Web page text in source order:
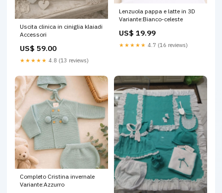
Uscita clinica in ciniglia klaiadi
Accessori
US$ 59.00
★★★★★ 4.8 (13 reviews)
Lenzuola pappa e latte in 3D
Variante:Bianco-celeste
US$ 19.99
★★★★★ 4.7 (16 reviews)
Completo Cristina invernale
Variante:Azzurro